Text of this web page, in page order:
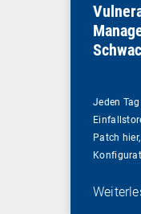
Jeden
Patch